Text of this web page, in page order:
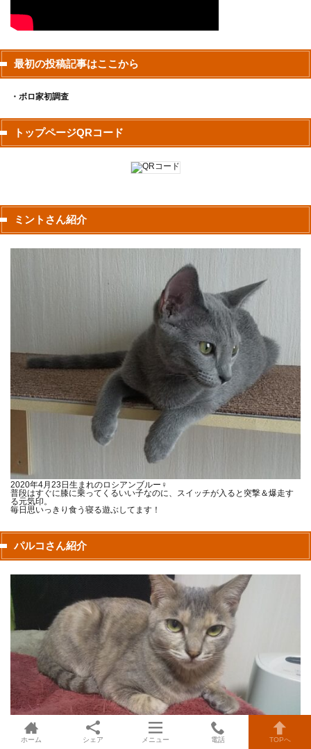
最初の投稿記事はここから
・ボロ家初調査
トップページQRコード
ミントさん紹介
2020年4月23日生まれのロシアンブルー♀
普段はすぐに膝に乗ってくるいい子なのに、スイッチが入ると突撃＆爆走す
る元気印。
毎日思いっきり食う寝る遊ぶしてます！
パルコさん紹介
2021年5月20日生まれということに決めたパステルキジトラ♀
ホーム シェア メニュー 電話 TOPへ